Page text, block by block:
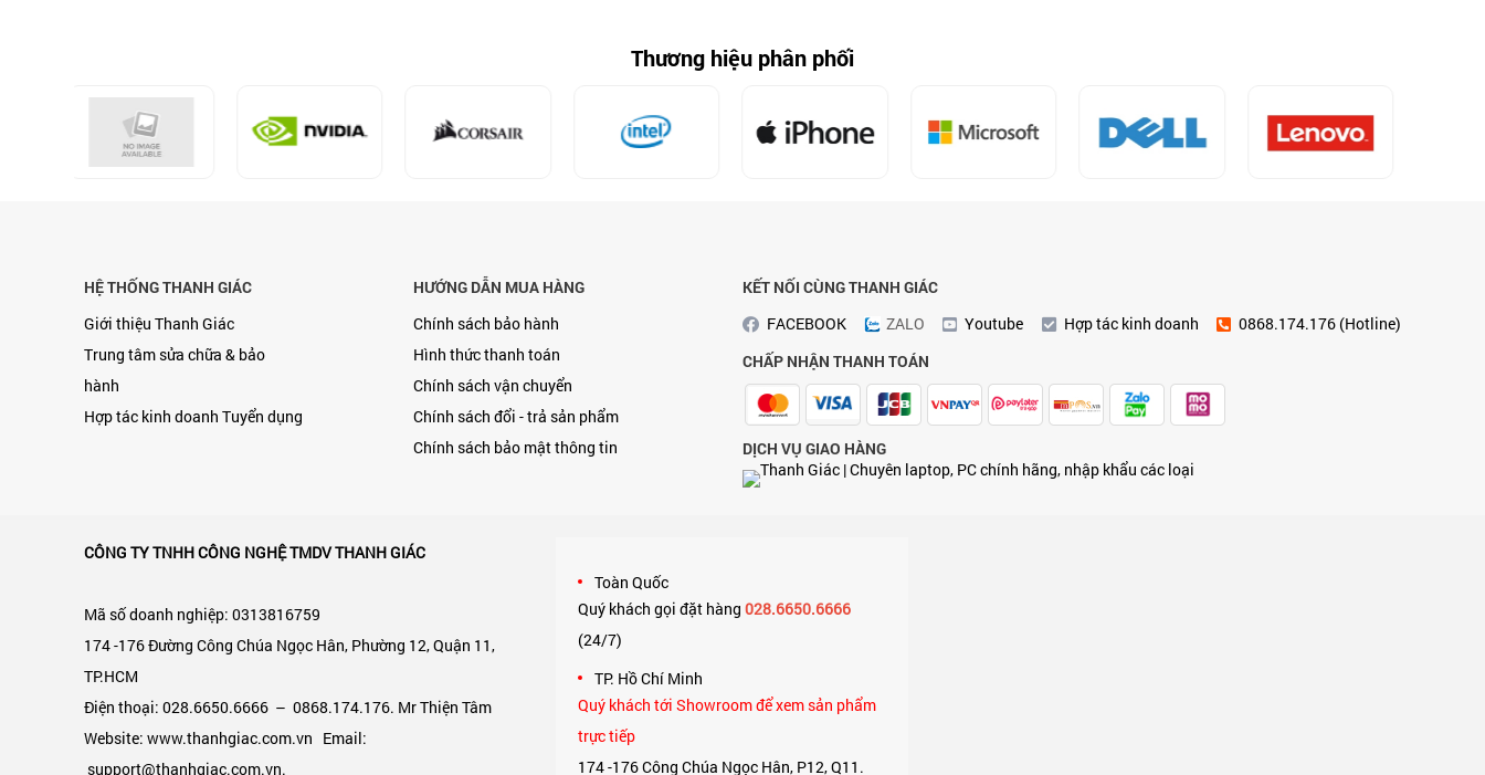
Thương hiệu phân phối
HỆ THỐNG THANH GIÁC
Giới thiệu Thanh Giác
Trung tâm sửa chữa & bảo
hành
Hợp tác kinh doanh Tuyển dụng
HƯỚNG DẪN MUA HÀNG
Chính sách bảo hành
Hình thức thanh toán
Chính sách vận chuyển
Chính sách đổi - trả sản phẩm
Chính sách bảo mật thông tin
KẾT NỐI CÙNG THANH GIÁC
FACEBOOK
ZALO Youtube Hợp tác kinh doanh
0868.174.176 (Hotline)
CHẤP NHẬN THANH TOÁN
DỊCH VỤ GIAO HÀNG
CÔNG TY TNHH CÔNG NGHỆ TMDV THANH GIÁC
Mã số doanh nghiệp: 0313816759
174 -176 Đường Công Chúa Ngọc Hân, Phường 12, Quận 11,
TP.HCM
Điện thoại: 028.6650.6666 – 0868.174.176. Mr Thiện Tâm
Website: www.thanhgiac.com.vn Email:
support@thanhgiac.com.vn.
Toàn Quốc
Quý khách gọi đặt hàng028.6650.6666
(24/7)
TP. Hồ Chí Minh
Quý khách tới Showroom để xem sản phẩm
trực tiếp
174 -176 Công Chúa Ngọc Hân, P12, Q11.